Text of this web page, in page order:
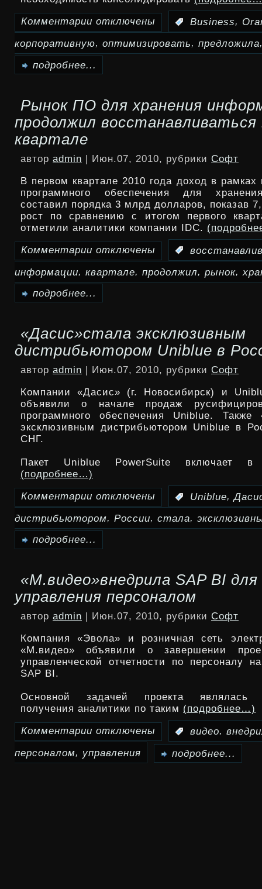
Комментарии
записи
Services
предложила
сеть
отключены Business,
корпоративную, оптимизировать, предложила
подробнее...
Рынок ПО для хранения
продолжил восстанавливаться
квартале
автор admin | Июн.07, 2010, рубрики Софт
В первом квартале 2010 года доход в рамках
программного обеспечения для
составил порядка 3 млрд долларов, показав
рост по сравнению с итогом первого
отметили аналитики компании IDC.
Комментарии
записи
для
хранения
информации
продолжил
восстанавливаться
1
квартале
отключены
информации, квартале, продолжил, рынок,
подробнее...
«Дасис»стала эксклюзивным
дистрибьютором Uniblue в
автор admin | Июн.07, 2010, рубрики Софт
Компании «Дасис» (г. Новосибирск) и
объявили о начале продаж
программного обеспечения Uniblue. Также
эксклюзивным дистрибьютором Uniblue в
СНГ.
Пакет Uniblue PowerSuite включает
(подробнее…)
Комментарии
записи
дистрибьютором
Uniblue
России
и
отключены Uniblue,
дистрибьютором, России, стала,
подробнее...
«М.видео»внедрила SAP BI для
управления персоналом
автор admin | Июн.07, 2010, рубрики Софт
Компания «Эвола» и розничная сеть
«М.видео» объявили о завершении
управленческой отчетности по персоналу
SAP BI.
Основной задачей проекта являлась
получения аналитики по таким (подробнее…)
Комментарии
записи
отключены видео,
персоналом, управления подробнее...